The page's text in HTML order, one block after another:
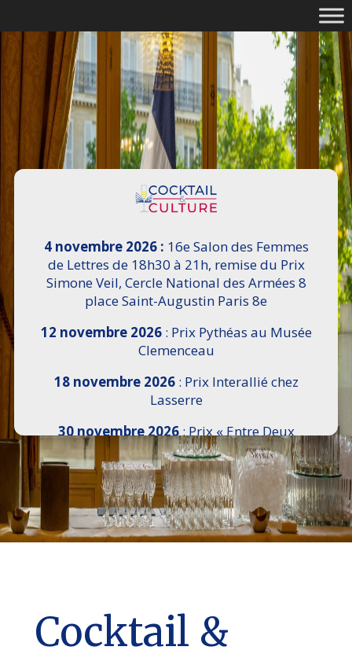
4 novembre 2026 : 16e Salon des Femmes
de Lettres de 18h30 à 21h, remise du Prix
Simone Veil, Cercle National des Armées 8
place Saint-Augustin Paris 8e
12 novembre 2026: Prix Pythéas au Musée
Clemenceau
18 novembre 2026: Prix Interallié chez
Lasserre
30 novembre 2026: Prix « Entre Deux
Rives » I Scemi Astutti au Sénat
7 décembre 2026 :16e Salon de l’Histoire de
18h30 à 21h, remise du Prix du Guesclin,
Cercle National des Armées 8 place Saint-
Augustin Paris 8e
Cocktail &